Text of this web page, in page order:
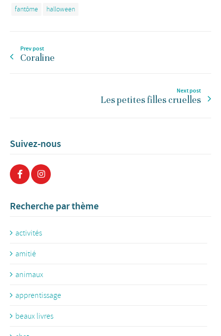
fantôme halloween
Prev post
Coraline
Next post
Les petites filles cruelles
Suivez-nous
Recherche par thème
activités
amitié
animaux
apprentissage
beaux livres